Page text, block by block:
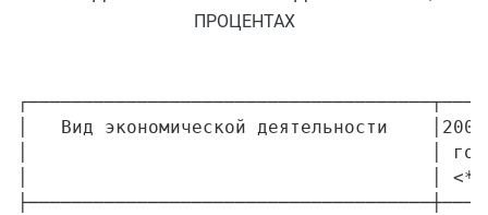
ПРОЦЕНТАХ
│   Вид экономической деятельности
│                                     │ год │
│                                     │ <*>